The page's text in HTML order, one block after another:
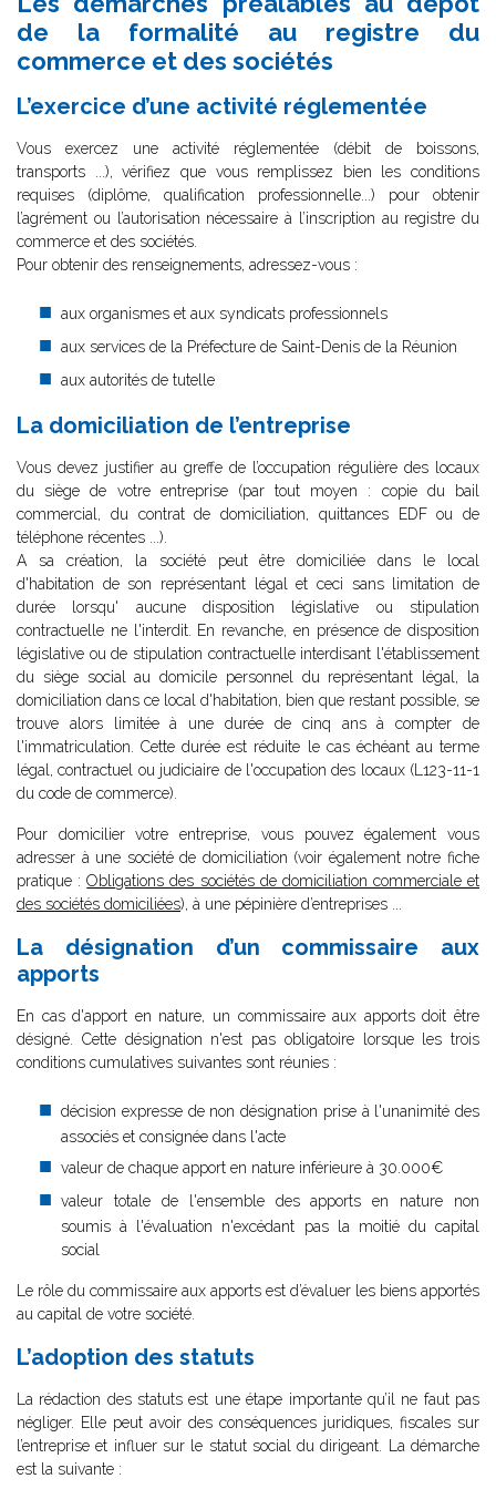
de la formalité au registre du
commerce et des sociétés
L’exercice d’une activité réglementée
Vous exercez une activité réglementée (débit de boissons,
transports ...), vérifiez que vous remplissez bien les conditions
requises (diplôme, qualification professionnelle...) pour obtenir
l’agrément ou l’autorisation nécessaire à l’inscription au registre du
commerce et des sociétés.
Pour obtenir des renseignements, adressez-vous :
aux organismes et aux syndicats professionnels
aux services de la Préfecture de Saint-Denis de la Réunion
aux autorités de tutelle
La domiciliation de l’entreprise
Vous devez justifier au greffe de l’occupation régulière des locaux
du siège de votre entreprise (par tout moyen : copie du bail
commercial, du contrat de domiciliation, quittances EDF ou de
téléphone récentes ...).
A sa création, la société peut être domiciliée dans le local
d'habitation de son représentant légal et ceci sans limitation de
durée lorsqu' aucune disposition législative ou stipulation
contractuelle ne l'interdit. En revanche, en présence de disposition
législative ou de stipulation contractuelle interdisant l'établissement
du siège social au domicile personnel du représentant légal, la
domiciliation dans ce local d'habitation, bien que restant possible, se
trouve alors limitée à une durée de cinq ans à compter de
l'immatriculation. Cette durée est réduite le cas échéant au terme
légal, contractuel ou judiciaire de l'occupation des locaux (L123-11-1
du code de commerce).
Pour domicilier votre entreprise, vous pouvez également vous
adresser à une société de domiciliation (voir également notre fiche
pratique :Obligations des sociétés de domiciliation commerciale et
des sociétés domiciliées), à une pépinière d’entreprises ...
La désignation d’un commissaire aux
apports
En cas d'apport en nature, un commissaire aux apports doit être
désigné. Cette désignation n'est pas obligatoire lorsque les trois
conditions cumulatives suivantes sont réunies :
décision expresse de non désignation prise à l'unanimité des
associés et consignée dans l'acte
valeur de chaque apport en nature inférieure à 30.000€
valeur totale de l'ensemble des apports en nature non
soumis à l'évaluation n'excédant pas la moitié du capital
social
Le rôle du commissaire aux apports est d’évaluer les biens apportés
au capital de votre société.
L’adoption des statuts
La rédaction des statuts est une étape importante qu’il ne faut pas
négliger. Elle peut avoir des conséquences juridiques, fiscales sur
l’entreprise et influer sur le statut social du dirigeant. La démarche
est la suivante :